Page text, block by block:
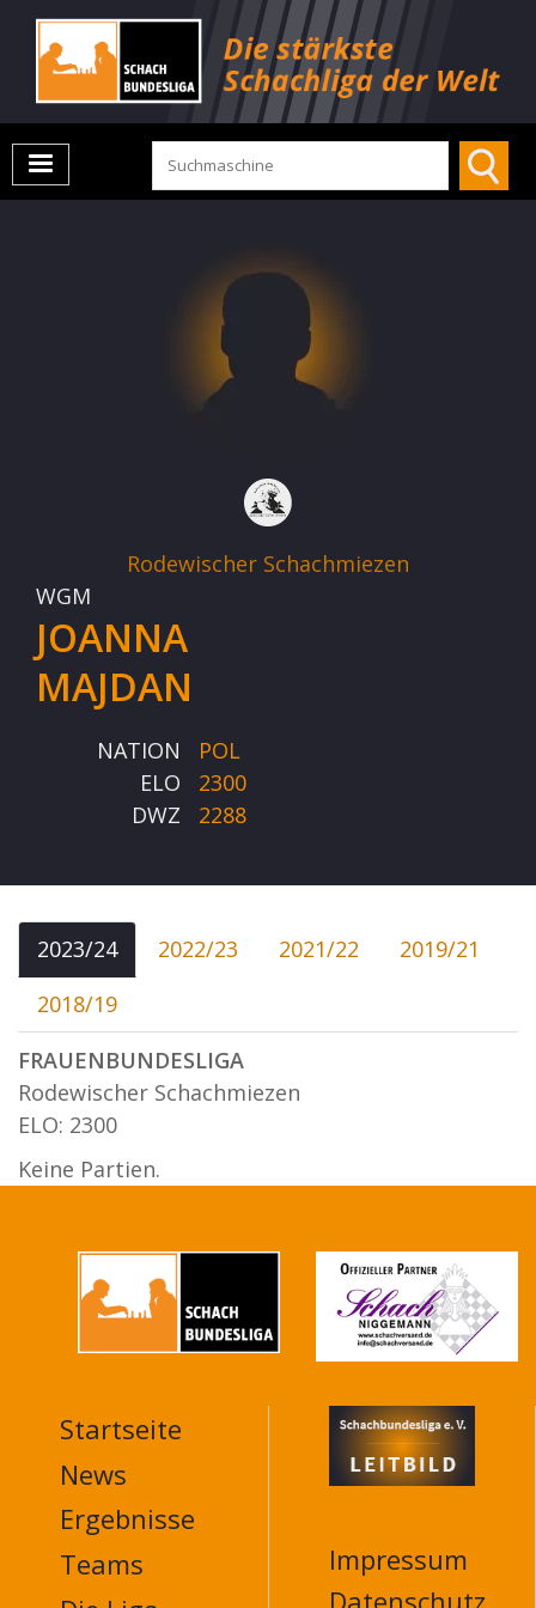
Rodewischer Schachmiezen
WGM
JOANNA
MAJDAN
NATION
POL
ELO
2300
DWZ
2288
2023/24 2022/23 2021/22
2019/21
2018/19
FRAUENBUNDESLIGA
Rodewischer Schachmiezen
ELO: 2300
Keine Partien.
MAIN
NAVIGATION
FOOTER
Startseite
News
Ergebnisse
Teams
Impressum